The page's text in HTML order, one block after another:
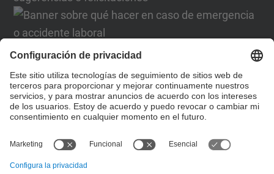
Formulario de contacto
Lista Redes Sociales